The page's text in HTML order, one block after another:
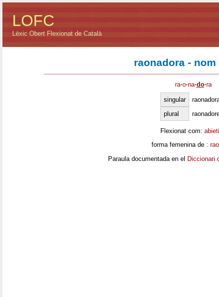
LOFC
Lèxic Obert Flexionat de Català
raonadora - nom
ra·o·na·do·ra
singular
plural
Flexionat com:
forma femenina de :
Paraula documentada en el Diccionari